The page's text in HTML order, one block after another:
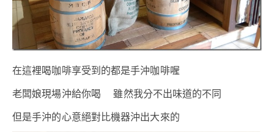
在這裡喝咖啡享受到的都是手沖咖啡喔
老闆娘現場沖給你喝 雖然我分不出味道的不同
但是手沖的心意絕對比機器沖出大來的